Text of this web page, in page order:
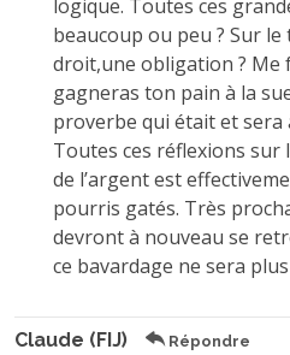
logique. Toutes ces
beaucoup ou peu ? Sur
droit,une obligation ?
gagneras ton pain à la
proverbe qui était et sera
Toutes ces réflexions
de l’argent est
pourris gatés. Très
devront à nouveau se
ce bavardage ne sera plus
Claude (FIJ) Répondre